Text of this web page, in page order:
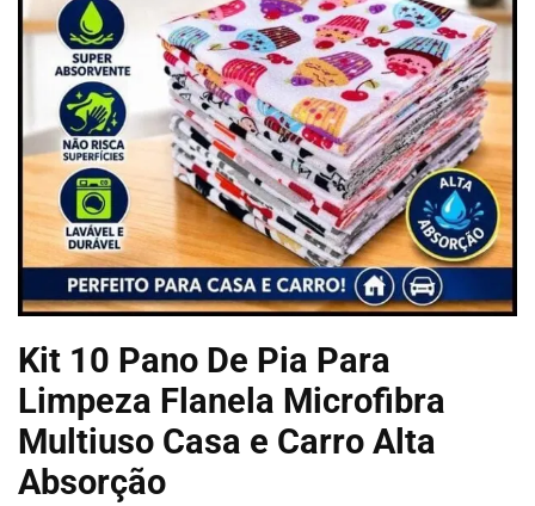
Kit 10 Pano De Pia Para
Limpeza Flanela Microfibra
Multiuso Casa e Carro Alta
Absorção